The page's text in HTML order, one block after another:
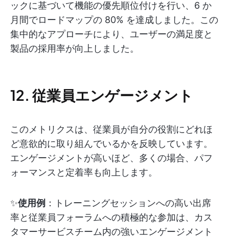
ックに基づいて機能の優先順位付けを行い、6 か
月間でロードマップの 80% を達成しました。この
集中的なアプローチにより、ユーザーの満足度と
製品の採用率が向上しました。
12. 従業員エンゲージメント
このメトリクスは、従業員が自分の役割にどれほ
ど意欲的に取り組んでいるかを反映しています。
エンゲージメントが高いほど、多くの場合、パフ
ォーマンスと定着率も向上します。
✨使用例 ：トレーニングセッションへの高い出席
率と従業員フォーラムへの積極的な参加は、カス
タマーサービスチーム内の強いエンゲージメント